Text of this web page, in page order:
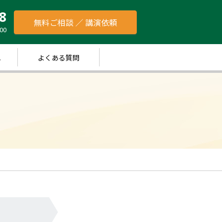
無料ご相談 ／ 講演依頼
よくある質問